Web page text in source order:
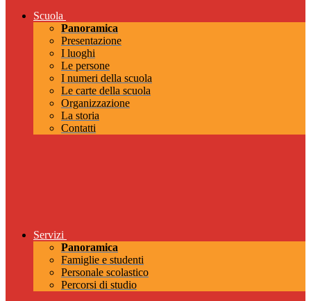
Scuola
Panoramica
Presentazione
I luoghi
Le persone
I numeri della scuola
Le carte della scuola
Organizzazione
La storia
Contatti
Servizi
Panoramica
Famiglie e studenti
Personale scolastico
Percorsi di studio